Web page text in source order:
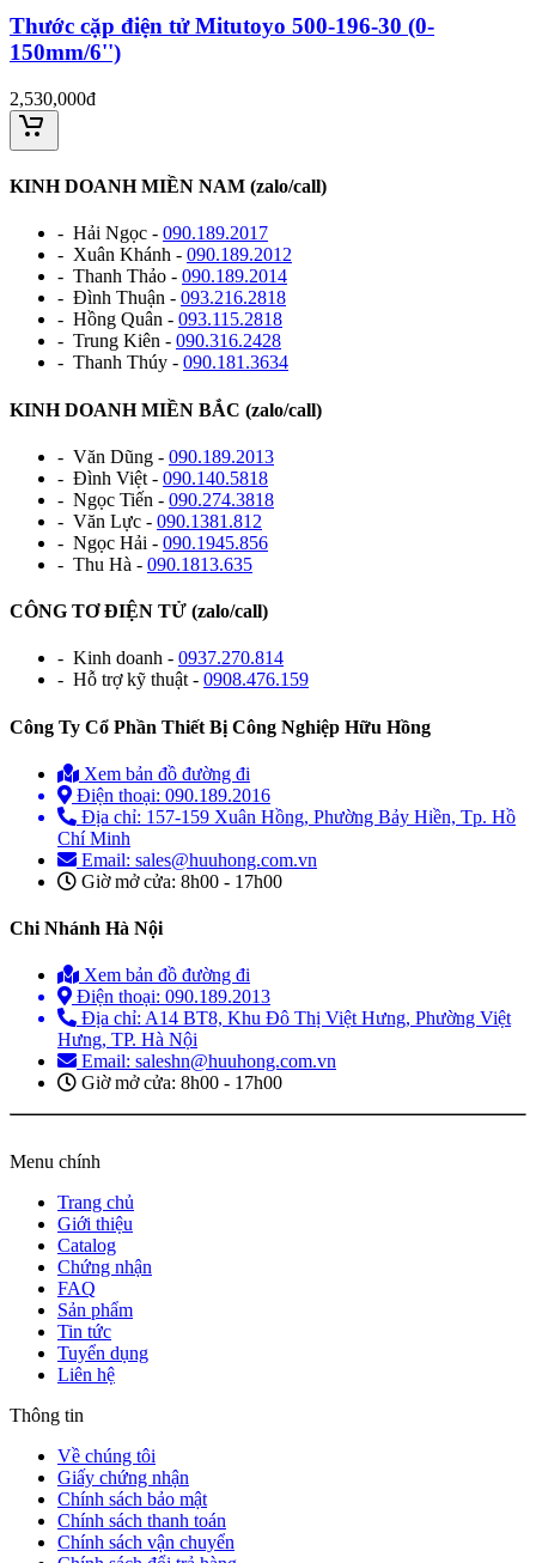
Thước cặp điện tử Mitutoyo 500-196-30 (0-
150mm/6'')
2,530,000đ
KINH DOANH MIỀN NAM (zalo/call)
- Hải Ngọc - 090.189.2017
- Xuân Khánh - 090.189.2012
- Thanh Thảo - 090.189.2014
- Đình Thuận - 093.216.2818
- Hồng Quân - 093.115.2818
- Trung Kiên - 090.316.2428
- Thanh Thúy - 090.181.3634
KINH DOANH MIỀN BẮC (zalo/call)
- Văn Dũng - 090.189.2013
- Đình Việt - 090.140.5818
- Ngọc Tiến - 090.274.3818
- Văn Lực - 090.1381.812
- Ngọc Hải - 090.1945.856
- Thu Hà - 090.1813.635
CÔNG TƠ ĐIỆN TỬ (zalo/call)
- Kinh doanh - 0937.270.814
- Hỗ trợ kỹ thuật - 0908.476.159
Công Ty Cổ Phần Thiết Bị Công Nghiệp Hữu Hồng
Xem bản đồ đường đi
Điện thoại: 090.189.2016
Địa chỉ: 157-159 Xuân Hồng, Phường Bảy Hiền, Tp. Hồ
Chí Minh
Email: sales@huuhong.com.vn
Giờ mở cửa: 8h00 - 17h00
Chi Nhánh Hà Nội
Xem bản đồ đường đi
Điện thoại: 090.189.2013
Địa chỉ: A14 BT8, Khu Đô Thị Việt Hưng, Phường Việt
Hưng, TP. Hà Nội
Email: saleshn@huuhong.com.vn
Giờ mở cửa: 8h00 - 17h00
Menu chính
Trang chủ
Giới thiệu
Catalog
Chứng nhận
FAQ
Sản phẩm
Tin tức
Tuyển dụng
Liên hệ
Thông tin
Về chúng tôi
Giấy chứng nhận
Chính sách bảo mật
Chính sách thanh toán
Chính sách vận chuyển